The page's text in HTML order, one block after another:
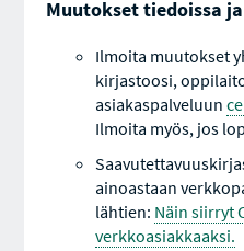
Muutokset tiedoissa
Ilmoita muutokset
kirjastoosi,
asiakaspalveluun
Ilmoita myös, jos
ainoastaan
lähtien: Näin siirryt
verkkoasiakkaaksi.